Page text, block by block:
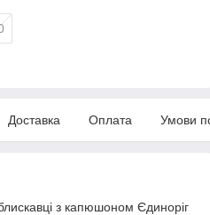
Доставка Оплата Умови
з капюшоном Єдиноріг